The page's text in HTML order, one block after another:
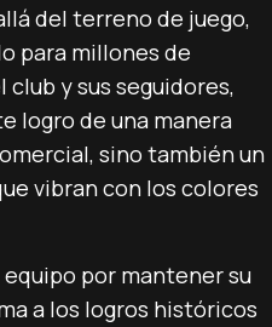
del terreno de juego,
para millones de
y sus seguidores,
logro de una manera
sino también un
vibran con los colores
por mantener su
a los logros históricos